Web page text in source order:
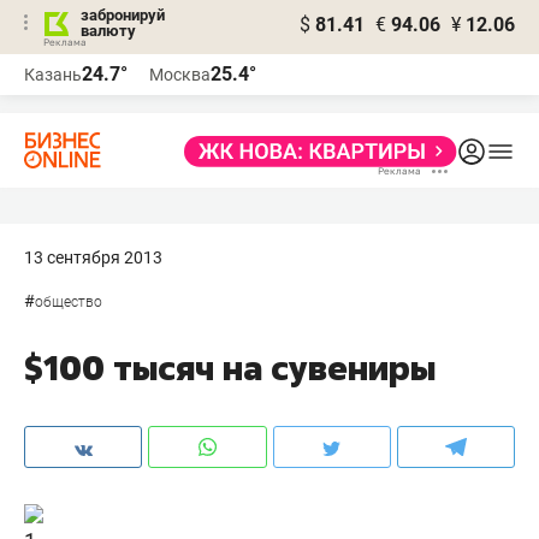
забронируй
валюту
$ 81.41 € 94.06 ¥ 12.06
Казань24.7° Москва25.4°
13 сентября 2013
#общество
$100 тысяч на сувениры